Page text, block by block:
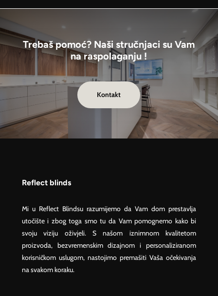
Trebaš pomoć? Naši stručnjaci su Vam
na raspolaganju !
Kontakt
Reflect blinds
Mi u Reflect Blindsu razumijemo da Vam dom prestavlja
utočište i zbog toga smo tu da Vam pomognemo kako bi
svoju viziju oživjeli. S našom iznimnom kvalitetom
proizvoda, bezvremenskim dizajnom i personaliziranom
korisničkom uslugom, nastojimo premašiti Vaša očekivanja
na svakom koraku.